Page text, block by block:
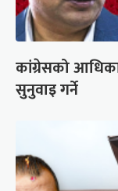
कांग्रेसको
सुनुवाइ गर्ने